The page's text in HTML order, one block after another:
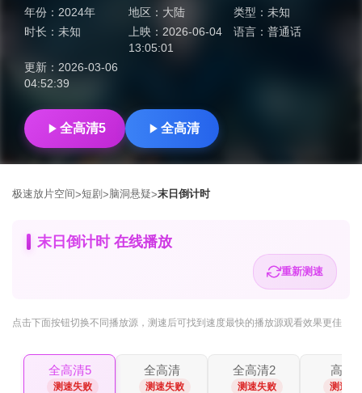
年份： 2024年 地区： 大陆 类型： 未知
时长： 未知 上映： 2026-06-04
13:05:01
语言： 普通话
更新： 2026-03-06
04:52:39
全高清5 全高清
极速放片空间>短剧 >脑洞悬疑>末日倒计时
末日倒计时 在线播放
重新测速
点击下面按钮切换不同播放源 ，测速后可找到速度最快的播放源观看效果更佳
全高清5
测速失败
全高清
测速失败
全高清2
测速失败
高清2
测速失